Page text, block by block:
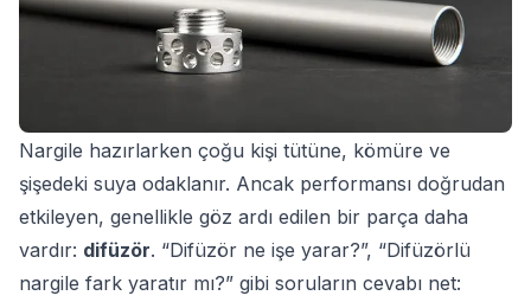
Nargile hazırlarken çoğu kişi tütüne, kömüre ve
şişedeki suya odaklanır. Ancak performansı doğrudan
etkileyen, genellikle göz ardı edilen bir parça daha
vardır: difüzör. “Difüzör ne işe yarar?”, “Difüzörlü
nargile fark yaratır mı?” gibi soruların cevabı net: